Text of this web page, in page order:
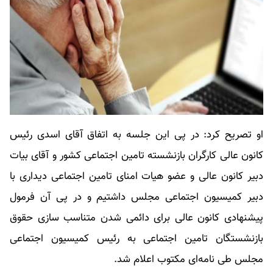
او تصریح کرد: در پی این جلسه به اتفاق آقای اسدی رئیس
کانون عالی کارگران بازنشسته تامین اجتماعی کشور و آقای بیات
دبیر کانون عالی و عضو هیات امنای تامین اجتماعی دیداری با
دبیر کمیسیون اجتماعی مجلس داشتیم و در پی آن فرمول
پیشنهادی کانون عالی برای دائمی شدن متناسب سازی حقوق
بازنشستگان تامین اجتماعی به رئیس کمیسیون اجتماعی
مجلس طی نامه‌ای مکتوب اعلام شد.